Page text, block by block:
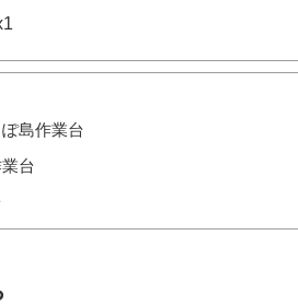
島作業台
台